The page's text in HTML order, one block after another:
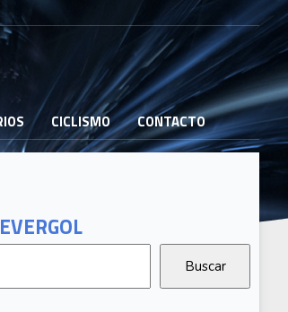
CICLISMO CONTACTO